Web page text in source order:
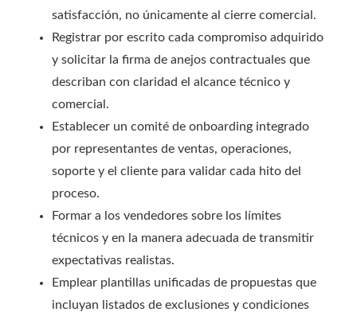
satisfacción, no únicamente al cierre comercial.
Registrar por escrito cada compromiso adquirido
y solicitar la firma de anejos contractuales que
describan con claridad el alcance técnico y
comercial.
Establecer un comité de onboarding integrado
por representantes de ventas, operaciones,
soporte y el cliente para validar cada hito del
proceso.
Formar a los vendedores sobre los límites
técnicos y en la manera adecuada de transmitir
expectativas realistas.
Emplear plantillas unificadas de propuestas que
incluyan listados de exclusiones y condiciones